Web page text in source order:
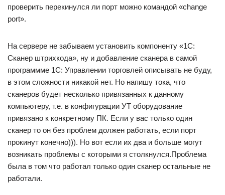
проверить перекинулся ли порт можно командой «change
port».
На сервере не забываем установить компоненту «1С:
Сканер штрихкода», ну и добавление сканера в самой
программме 1C: Управлении торговлей описывать не буду,
в этом сложности никакой нет. Но напишу тока, что
сканеров будет несколько привязанных к данному
компьютеру, т.е. в конфигурации УТ оборудование
привязано к конкретному ПК. Если у вас только один
сканер то он без проблем должен работать, если порт
прокинут конечно))). Но вот если их два и больше могут
возникать проблемы с которыми я столкнулся.Проблема
была в том что работал только один сканер остальные не
работали.